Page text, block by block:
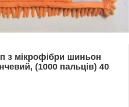
з мікрофібри шиньон
(1000 пальців) 40